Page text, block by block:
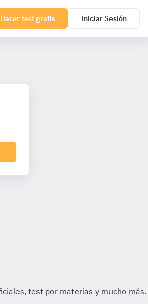
Hacer test gratis Iniciar Sesión